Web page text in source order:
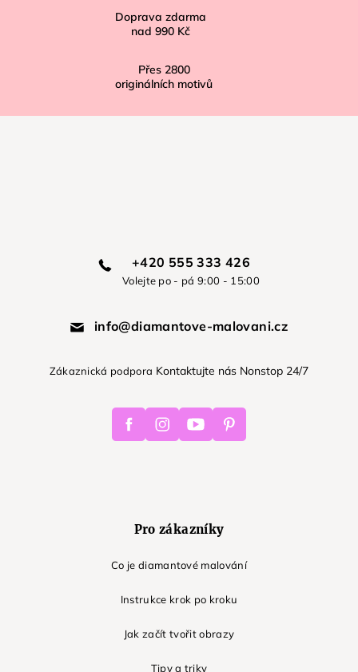
Doprava zdarma
nad 990 Kč
Přes 2800
originálních motivů
+420 555 333 426
Volejte po - pá 9:00 - 15:00
info@diamantove-malovani.cz
Zákaznická podpora Kontaktujte nás Nonstop 24/7
FacebookInstagramYoutube Pinterest
Pro zákazníky
Co je diamantové malování
Instrukce krok po kroku
Jak začít tvořit obrazy
Tipy a triky